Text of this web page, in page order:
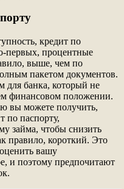
кредит по
первых, процентные
выше, чем по
пакетом документов.
для банка, который не
финансовом положении.
вы можете получить,
по паспорту,
займа, чтобы снизить
правило, короткий. Это
вашу
и поэтому предпочитают